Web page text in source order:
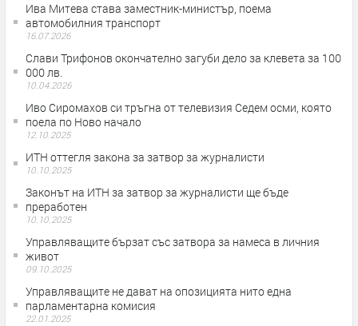
Ива Митева става заместник-министър, поема
автомобилния транспорт
16.07.2026
Слави Трифонов окончателно загуби дело за клевета за 100
000 лв.
10.04.2026
Иво Сиромахов си тръгна от телевизия Седем осми, която
поела по Ново начало
12.10.2025
ИТН оттегля закона за затвор за журналисти
10.10.2025
Законът на ИТН за затвор за журналисти ще бъде
преработен
10.10.2025
Управляващите бързат със затвора за намеса в личния
живот
09.10.2025
Управляващите не дават на опозицията нито една
парламентарна комисия
22.01.2025